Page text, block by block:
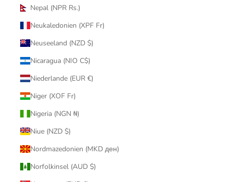
Nepal (NPR Rs.)
Neukaledonien (XPF Fr)
Neuseeland (NZD $)
Nicaragua (NIO C$)
Niederlande (EUR €)
Niger (XOF Fr)
Nigeria (NGN ₦)
Niue (NZD $)
Nordmazedonien (MKD ден)
Norfolkinsel (AUD $)